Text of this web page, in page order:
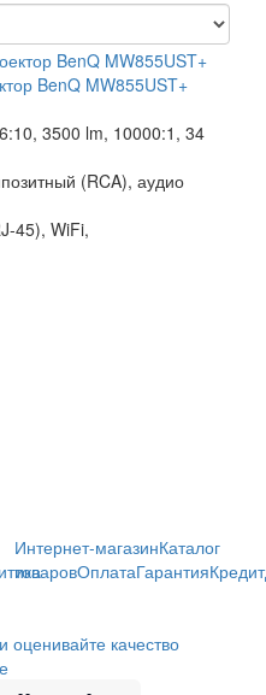
BenQ MW855UST+
3500 lm, 10000:1, 34
(RCA), аудио
45), WiFi,
Интернет-магазинКаталог
товаровОплатаГарантияКредит